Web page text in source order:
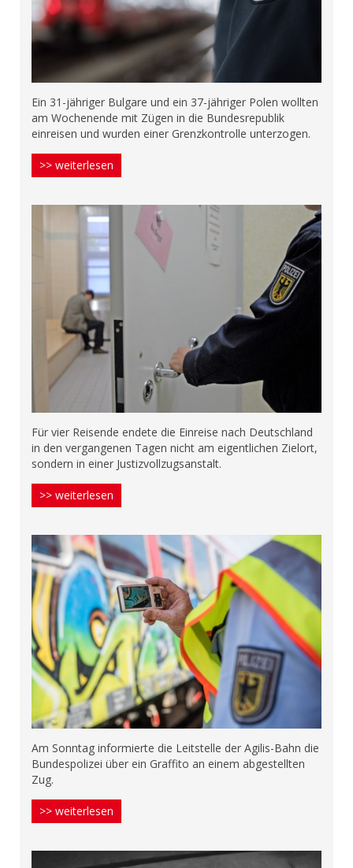
Ein 31-jähriger Bulgare und ein 37-jähriger Polen wollten
am Wochenende mit Zügen in die Bundesrepublik
einreisen und wurden einer Grenzkontrolle unterzogen.
>> weiterlesen
Für vier Reisende endete die Einreise nach Deutschland
in den vergangenen Tagen nicht am eigentlichen Zielort,
sondern in einer Justizvollzugsanstalt.
>> weiterlesen
Am Sonntag informierte die Leitstelle der Agilis-Bahn die
Bundespolizei über ein Graffito an einem abgestellten
Zug.
>> weiterlesen